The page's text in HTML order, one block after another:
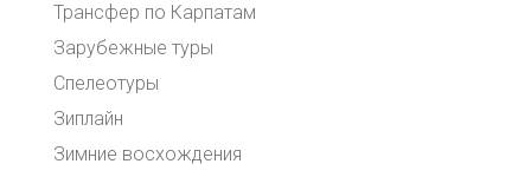
Трансфер по Карпатам
Зарубежные туры
Спелеотуры
Зиплайн
Зимние восхождения